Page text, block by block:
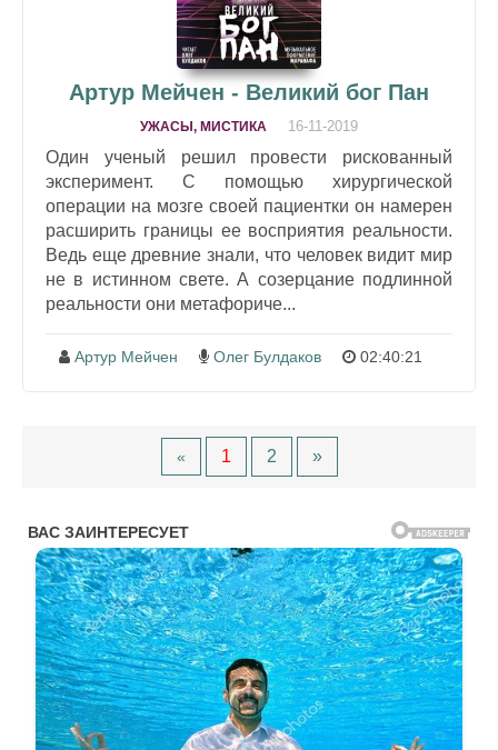
Артур Мейчен - Великий бог Пан
УЖАСЫ, МИСТИКА 16-11-2019
Один ученый решил провести рискованный
эксперимент. С помощью хирургической
операции на мозге своей пациентки он намерен
расширить границы ее восприятия реальности.
Ведь еще древние знали, что человек видит мир
не в истинном свете. А созерцание подлинной
реальности они метафориче...
Артур Мейчен Олег Булдаков 02:40:21
« 1 2 »